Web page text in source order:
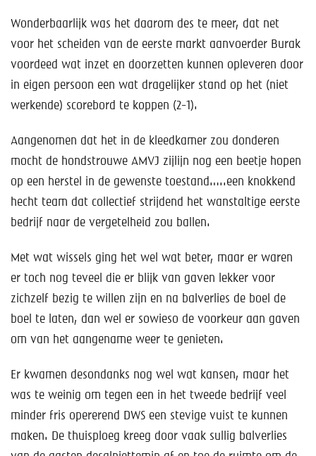
Wonderbaarlijk was het daarom des te meer, dat net
voor het scheiden van de eerste markt aanvoerder Burak
voordeed wat inzet en doorzetten kunnen opleveren door
in eigen persoon een wat dragelijker stand op het (niet
werkende) scorebord te koppen (2-1).
Aangenomen dat het in de kleedkamer zou donderen
mocht de hondstrouwe AMVJ zijlijn nog een beetje hopen
op een herstel in de gewenste toestand…..een knokkend
hecht team dat collectief strijdend het wanstaltige eerste
bedrijf naar de vergetelheid zou ballen.
Met wat wissels ging het wel wat beter, maar er waren
er toch nog teveel die er blijk van gaven lekker voor
zichzelf bezig te willen zijn en na balverlies de boel de
boel te laten, dan wel er sowieso de voorkeur aan gaven
om van het aangename weer te genieten.
Er kwamen desondanks nog wel wat kansen, maar het
was te weinig om tegen een in het tweede bedrijf veel
minder fris opererend DWS een stevige vuist te kunnen
maken. De thuisploeg kreeg door vaak sullig balverlies